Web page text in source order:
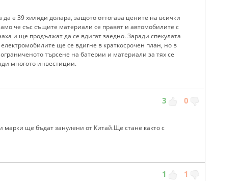
е 39 хиляди долара, защото оттогава цените на всички
че със същите материали се правят и автомобилите с
и ще продължат да се вдигат заедно. Заради спекулата
ще се вдигне в краткосрочен план, но в
търсене на батерии и материали за тях се
многото инвестиции.
3 0
марки ще бъдат занулени от Китай.Ще стане както с
1 1